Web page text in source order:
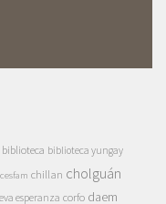
biblioteca biblioteca yungay
cesfam chillan cholguán
esperanza corfo daem